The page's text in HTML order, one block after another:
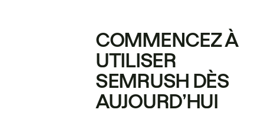
COMMENCEZ À
UTILISER
SEMRUSH DÈS
AUJOURD’HUI